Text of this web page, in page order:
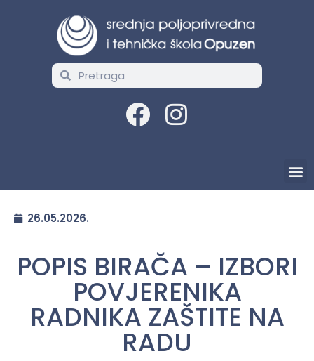
26.05.2026.
POPIS BIRAČA – IZBORI
POVJERENIKA
RADNIKA ZAŠTITE NA
RADU